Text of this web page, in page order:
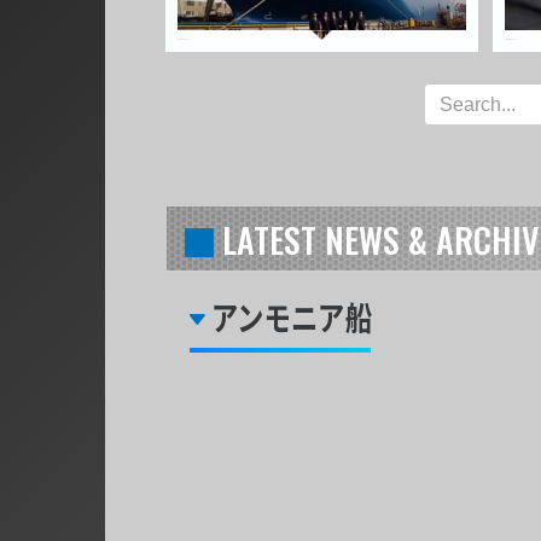
LATEST NEWS &
アンモニア船